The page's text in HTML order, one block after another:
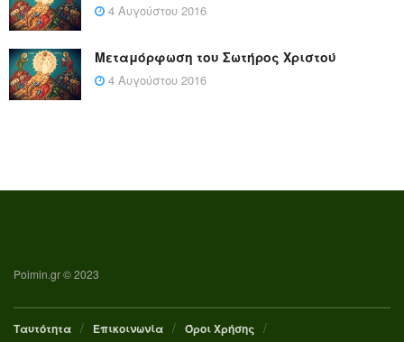
4 Αυγούστου 2016
Μεταμόρφωση του Σωτήρος Χριστού
4 Αυγούστου 2016
Poimin.gr © 2023
Ταυτότητα Επικοινωνία
Όροι Χρήσης